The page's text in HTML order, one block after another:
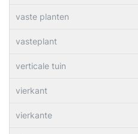
vaste planten
vasteplant
verticale tuin
vierkant
vierkante